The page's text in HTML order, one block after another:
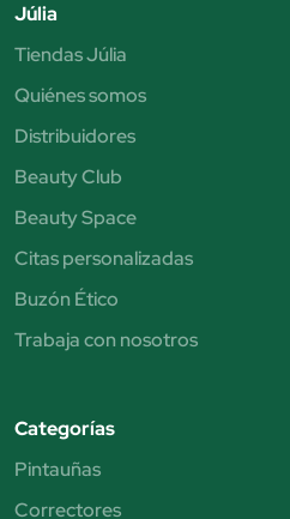
Júlia
Tiendas Júlia
Quiénes somos
Distribuidores
Beauty Club
Beauty Space
Citas personalizadas
Buzón Ético
Trabaja con nosotros
Categorías
Pintauñas
Correctores